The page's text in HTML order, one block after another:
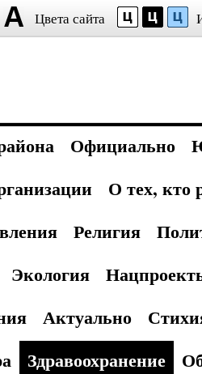
Цвета сайта
Официально
О тех, кто
Религия
Экология
Актуально
Здравоохранение